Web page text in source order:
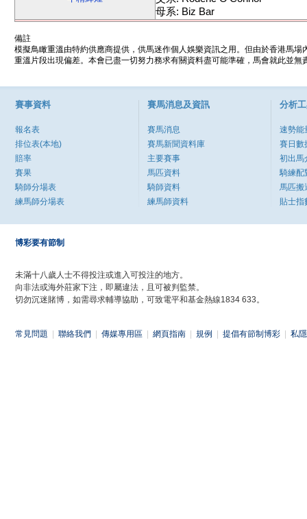
母系: Biz Bar
備註
模擬鳥瞰重溫由特約供應商提供，供馬迷作個人娛樂資訊之用。但由於香港馬
重溫片段出現偏差。本會已盡一切努力務求有關資料盡可能準確，馬會就此並
賽事資料
報名表
排位表(本地)
賠率
賽果
騎師分場表
練馬師分場表
賽馬消息及資訊
賽馬消息
賽馬新聞資料庫
主要賽事
馬匹資料
騎師資料
練馬師資料
分析
速勢能
賽日數
初出馬
騎練配
馬匹搬
貼士指
博彩要有節制
未滿十八歲人士不得投注或進入可投注的地方。
向非法或海外莊家下注，即屬違法，且可被判監禁。
切勿沉迷賭博，如需尋求輔導協助，可致電平和基金熱線1834 633。
常見問題 聯絡我們 傳媒專用區 網頁指南 規例 提倡有節制博彩 私